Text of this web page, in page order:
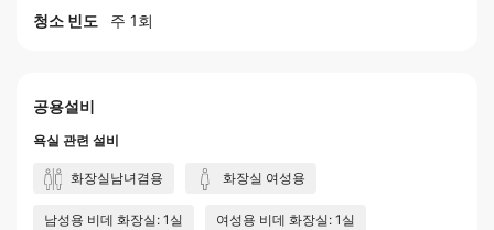
청소 빈도
주 1회
공용설비
욕실 관련 설비
화장실남녀겸용 화장실 여성용
남성용 비데 화장실: 1실 여성용 비데 화장실: 1실